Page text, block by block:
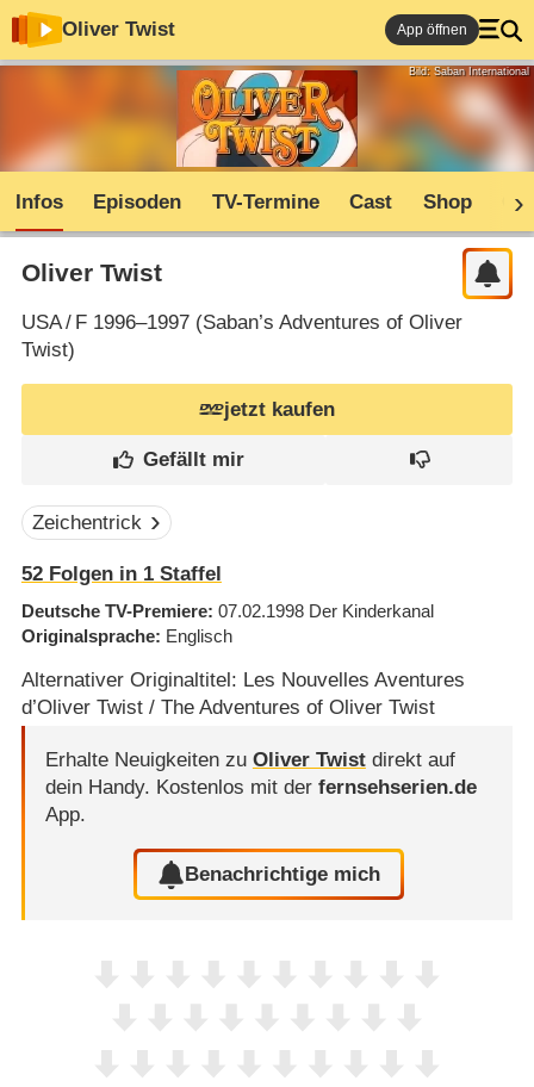
Oliver Twist App öffnen
Bild: Saban International
Infos Episoden TV-Termine Cast Shop
Oliver Twist
USA/ F1996–1997 (Saban’s Adventures of Oliver
Twist)
jetzt kaufen
Zeichentrick
52Folgen in 1Staffel
Deutsche TV-Premiere 07.02.1998 Der Kinderkanal
Originalsprache Englisch
Alternativer Originaltitel: Les Nouvelles Aventures
d’Oliver Twist / The Adventures of Oliver Twist
Erhalte Neuigkeiten zu Oliver Twistdirekt auf
dein Handy. Kostenlos mit der fernsehserien.de
App.
Benachrichtige mich